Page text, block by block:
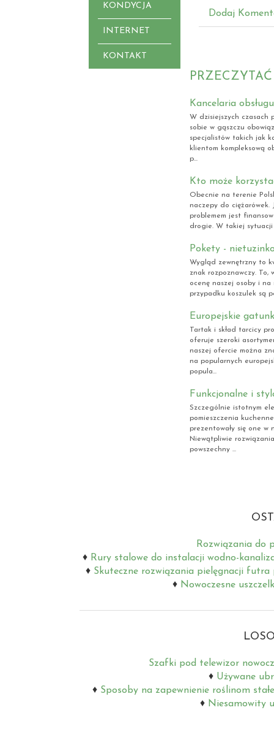
KONDYCJA
INTERNET
KONTAKT
Dodaj
Kancelaria
W dzisiejszych czasach
sobie w gąszczu
specjalistów takich jak
klientom kompleksową
p...
Kto może
Obecnie na terenie
naczepy do ciężarówek.
problemem jest
drogie. W takiej
Pokety -
Wygląd zewnętrzny to
znak rozpoznawczy. To,
ocenę naszej osoby i na
przypadku koszulek są
Europejskie
Tartak i skład tarcicy
oferuje szeroki
naszej ofercie można
na popularnych
popula...
Funkcjonalne i
Szczególnie istotnym
pomieszczenia
prezentowały się one w
Niewątpliwie
powszechny ...
Rozwiązania do
Rury stalowe do instalacji wodno-
Skuteczne rozwiązania pielęgnacji futra
Nowoczesne
Szafki pod telewizor
Używane
Sposoby na zapewnienie roślinom
Niesamowity